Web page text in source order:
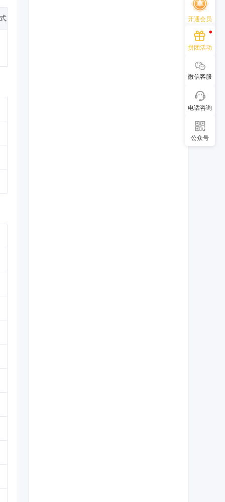
开通会员
拼团活动
微信客服
电话咨询
公众号